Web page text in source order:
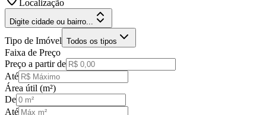
Localização
Digite cidade ou bairro...
Tipo de Imóvel Todos os tipos
Faixa de Preço
Preço a partir de
Até
Área útil (m²)
De
Até